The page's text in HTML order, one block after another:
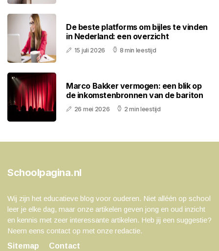
De beste platforms om bijles te vinden
in Nederland: een overzicht
15 juli 2026 8 min leestijd
Marco Bakker vermogen: een blik op
de inkomstenbronnen van de bariton
26 mei 2026 2 min leestijd
Schoolpagina.nl
Wij zijn het educatieve blog voor ouderen. Niet alléén op school
leer je elke dag, maar onze artikelen geven jong en oud inzicht
en kennis met zeer interessante artikelen. Heb jij een suggestie?
Neem eens contact op met onze redactie.
Sitemap
Contact